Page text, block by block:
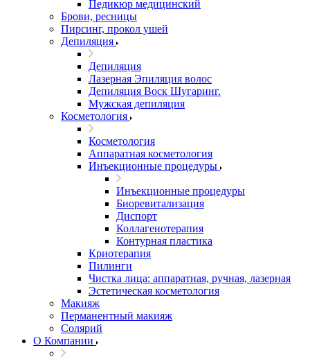
Педикюр медицинский
Брови, ресницы
Пирсинг, прокол ушей
Депиляция
Депиляция
Лазерная Эпиляция волос
Депиляция Воск Шугаринг.
Мужская депиляция
Косметология
Косметология
Аппаратная косметология
Инъекционные процедуры
Инъекционные процедуры
Биоревитализация
Диспорт
Коллагенотерапия
Контурная пластика
Криотерапия
Пилинги
Чистка лица: аппаратная, ручная, лазерная
Эстетическая косметология
Макияж
Перманентный макияж
Солярий
О Компании